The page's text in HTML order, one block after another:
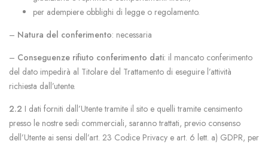
per adempiere obblighi di legge o regolamento.
– Natura del conferimento: necessaria
– Conseguenze rifiuto conferimento dati: il mancato conferimento
del dato impedirà al Titolare del Trattamento di eseguire l’attività
richiesta dall’utente.
2.2 I dati forniti dall’Utente tramite il sito e quelli tramite censimento
presso le nostre sedi commerciali, saranno trattati, previo consenso
dell’Utente ai sensi dell’art. 23 Codice Privacy e art. 6 lett. a) GDPR, per